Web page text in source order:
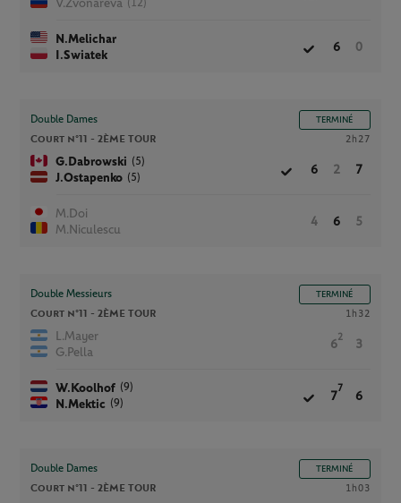
V.Zvonareva (12)
N.Melichar
I.Swiatek
6 0
Double Dames TERMINÉ
Court n°11 -2ÈME TOUR 2h27
G.Dabrowski (5)
J.Ostapenko (5)
6 2 7
M.Doi
M.Niculescu
4 6 5
Double Messieurs TERMINÉ
Court n°11 -2ÈME TOUR 1h32
L.Mayer
G.Pella
6
2
3
W.Koolhof (9)
N.Mektic (9)
7
7
6
Double Dames TERMINÉ
Court n°11 -2ÈME TOUR 1h03